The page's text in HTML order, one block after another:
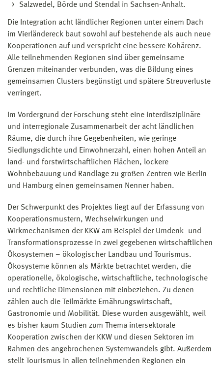
Salzwedel, Börde und Stendal in Sachsen-Anhalt.
Die Integration acht ländlicher Regionen unter einem Dach
im Vierländereck baut sowohl auf bestehende als auch neue
Kooperationen auf und verspricht eine bessere Kohärenz.
Alle teilnehmenden Regionen sind über gemeinsame
Grenzen miteinander verbunden, was die Bildung eines
gemeinsamen Clusters begünstigt und spätere Streuverluste
verringert.
Im Vordergrund der Forschung steht eine interdisziplinäre
und interregionale Zusammenarbeit der acht ländlichen
Räume, die durch ihre Gegebenheiten, wie geringe
Siedlungsdichte und Einwohnerzahl, einen hohen Anteil an
land- und forstwirtschaftlichen Flächen, lockere
Wohnbebauung und Randlage zu großen Zentren wie Berlin
und Hamburg einen gemeinsamen Nenner haben.
Der Schwerpunkt des Projektes liegt auf der Erfassung von
Kooperationsmustern, Wechselwirkungen und
Wirkmechanismen der KKW am Beispiel der Umdenk- und
Transformationsprozesse in zwei gegebenen wirtschaftlichen
Ökosystemen – ökologischer Landbau und Tourismus.
Ökosysteme können als Märkte betrachtet werden, die
operationelle, ökologische, wirtschaftliche, technologische
und rechtliche Dimensionen mit einbeziehen. Zu denen
zählen auch die Teilmärkte Ernährungswirtschaft,
Gastronomie und Mobilität. Diese wurden ausgewählt, weil
es bisher kaum Studien zum Thema intersektorale
Kooperation zwischen der KKW und diesen Sektoren im
Rahmen des angebrochenen Systemwandels gibt. Außerdem
stellt Tourismus in allen teilnehmenden Regionen ein